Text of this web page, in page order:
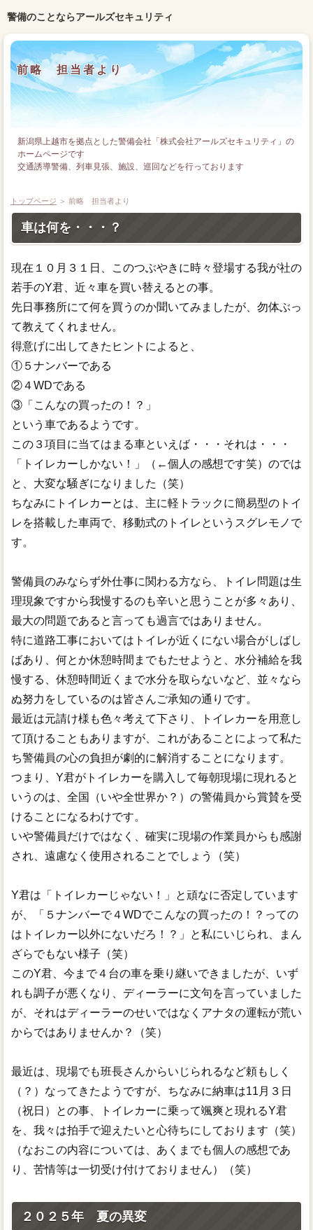
警備のことならアールズセキュリティ
前略 担当者より
新潟県上越市を拠点とした警備会社「株式会社アールズセキュリティ」の
ホームページです
交通誘導警備、列車見張、施設、巡回などを行っております
トップページ ＞ 前略 担当者より
車は何を・・・？
現在１０月３１日、このつぶやきに時々登場する我が社の
若手のY君、近々車を買い替えるとの事。
先日事務所にて何を買うのか聞いてみましたが、勿体ぶっ
て教えてくれません。
得意げに出してきたヒントによると、
①５ナンバーである
②４WDである
③「こんなの買ったの！？」
という車であるようです。
この３項目に当てはまる車といえば・・・それは・・・
「トイレカーしかない！」（←個人の感想です笑）のでは
と、大変な騒ぎになりました（笑）
ちなみにトイレカーとは、主に軽トラックに簡易型のトイ
レを搭載した車両で、移動式のトイレというスグレモノで
す。
警備員のみならず外仕事に関わる方なら、トイレ問題は生
理現象ですから我慢するのも辛いと思うことが多々あり、
最大の問題であると言っても過言ではありません。
特に道路工事においてはトイレが近くにない場合がしばし
ばあり、何とか休憩時間までもたせようと、水分補給を我
慢する、休憩時間近くまで水分を取らないなど、並々なら
ぬ努力をしているのは皆さんご承知の通りです。
最近は元請け様も色々考えて下さり、トイレカーを用意し
て頂けることもありますが、これがあることによって私た
ち警備員の心の負担が劇的に解消することになります。
つまり、Y君がトイレカーを購入して毎朝現場に現れると
いうのは、全国（いや全世界か？）の警備員から賞賛を受
けることになるわけです。
いや警備員だけではなく、確実に現場の作業員からも感謝
され、遠慮なく使用されることでしょう（笑）
Y君は「トイレカーじゃない！」と頑なに否定しています
が、「５ナンバーで４WDでこんなの買ったの！？っての
はトイレカー以外にないだろ！？」と私にいじられ、まん
ざらでもない様子（笑）
このY君、今まで４台の車を乗り継いできましたが、いず
れも調子が悪くなり、ディーラーに文句を言っていました
が、それはディーラーのせいではなくアナタの運転が荒い
からではありませんか？（笑）
最近は、現場でも班長さんからいじられるなど頼もしく
（？）なってきたようですが、ちなみに納車は11月３日
（祝日）との事、トイレカーに乗って颯爽と現れるY君
を、我々は拍手で迎えたいと心待ちにしております（笑）
（なおこの内容については、あくまでも個人の感想であ
り、苦情等は一切受け付けておりません）（笑）
２０２５年 夏の異変